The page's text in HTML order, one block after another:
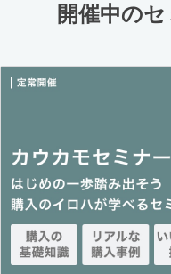
開催中の